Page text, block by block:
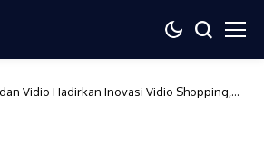
Vidio Hadirkan Inovasi Vidio Shopping,